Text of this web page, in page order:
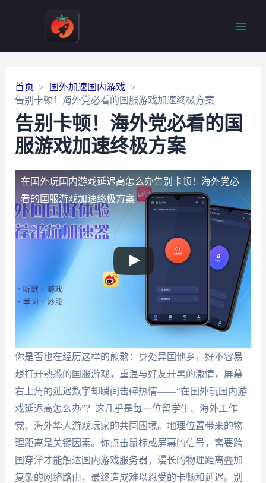
首页
国外加速国内游戏
告别卡顿！海外党必看的国服游戏加速终极方案
告别卡顿！海外党必看的国
服游戏加速终极方案
在国外玩国内游戏延迟高怎么办告别卡顿！海外党必
看的国服游戏加速终极方案
你是否也在经历这样的煎熬：身处异国他乡，好不容易
想打开熟悉的国服游戏，重温与好友开黑的激情，屏幕
右上角的延迟数字却瞬间击碎热情——“在国外玩国内游
戏延迟高怎么办”？这几乎是每一位留学生、海外工作
党、海外华人游戏玩家的共同困境。地理位置带来的物
理距离是关键因素。你点击鼠标或屏幕的信号，需要跨
国穿洋才能触达国内游戏服务器，漫长的物理距离叠加
复杂的网络路由，最终造成难以忍受的卡顿和延迟。别